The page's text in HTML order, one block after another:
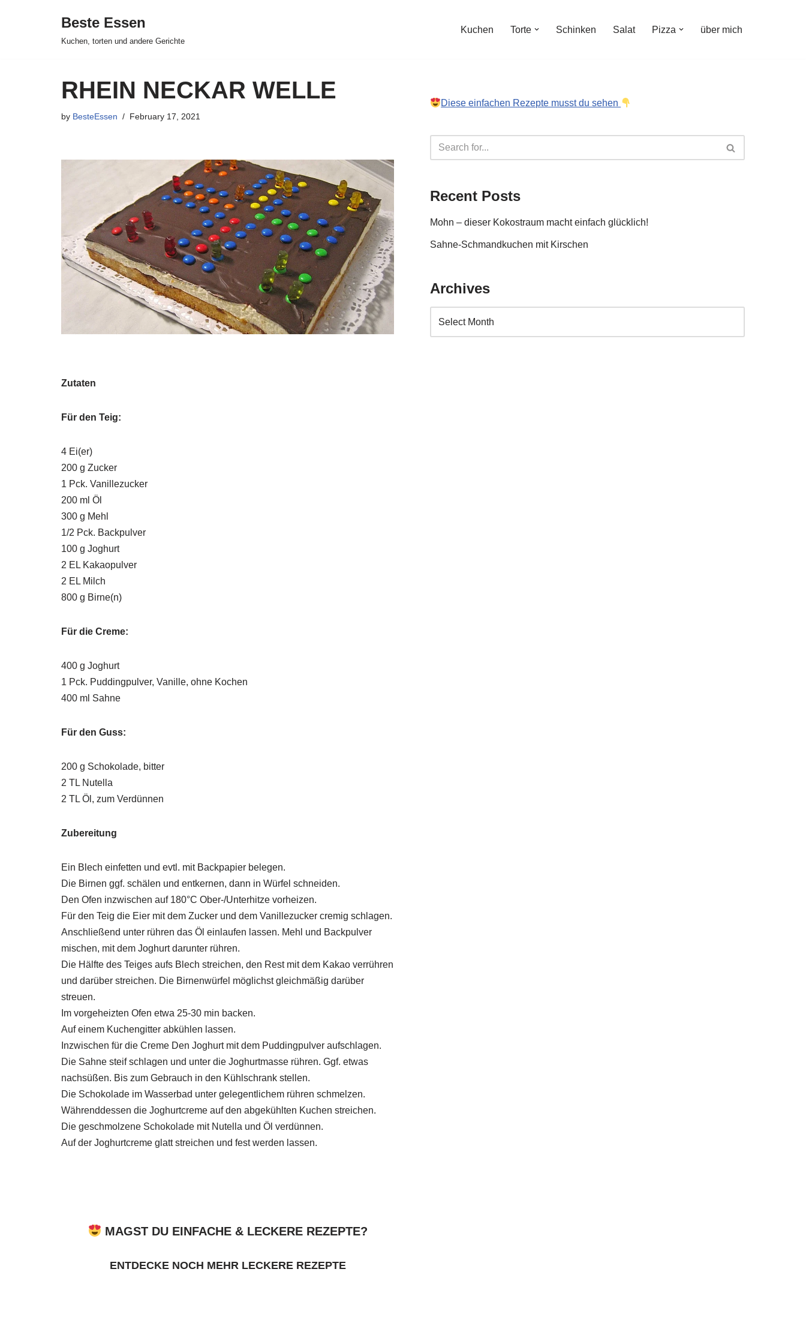
Beste Essen
Kuchen, torten und andere Gerichte
Kuchen Torte Schinken Salat Pizza über mich
RHEIN NECKAR WELLE
by BesteEssen February 17, 2021
Zutaten
Für den Teig:
4 Ei(er)
200 g Zucker
1 Pck. Vanillezucker
200 ml Öl
300 g Mehl
1/2 Pck. Backpulver
100 g Joghurt
2 EL Kakaopulver
2 EL Milch
800 g Birne(n)
Für die Creme:
400 g Joghurt
1 Pck. Puddingpulver, Vanille, ohne Kochen
400 ml Sahne
Für den Guss:
200 g Schokolade, bitter
2 TL Nutella
2 TL Öl, zum Verdünnen
Zubereitung
Ein Blech einfetten und evtl. mit Backpapier belegen.
Die Birnen ggf. schälen und entkernen, dann in Würfel schneiden.
Den Ofen inzwischen auf 180°C Ober-/Unterhitze vorheizen.
Für den Teig die Eier mit dem Zucker und dem Vanillezucker cremig schlagen.
Anschließend unter rühren das Öl einlaufen lassen. Mehl und Backpulver
mischen, mit dem Joghurt darunter rühren.
Die Hälfte des Teiges aufs Blech streichen, den Rest mit dem Kakao verrühren
und darüber streichen. Die Birnenwürfel möglichst gleichmäßig darüber
streuen.
Im vorgeheizten Ofen etwa 25-30 min backen.
Auf einem Kuchengitter abkühlen lassen.
Inzwischen für die Creme Den Joghurt mit dem Puddingpulver aufschlagen.
Die Sahne steif schlagen und unter die Joghurtmasse rühren. Ggf. etwas
nachsüßen. Bis zum Gebrauch in den Kühlschrank stellen.
Die Schokolade im Wasserbad unter gelegentlichem rühren schmelzen.
Währenddessen die Joghurtcreme auf den abgekühlten Kuchen streichen.
Die geschmolzene Schokolade mit Nutella und Öl verdünnen.
Auf der Joghurtcreme glatt streichen und fest werden lassen.
MAGST DU EINFACHE & LECKERE REZEPTE?
ENTDECKE NOCH MEHR LECKERE REZEPTE
Diese einfachen Rezepte musst du sehen
Recent Posts
Mohn – dieser Kokostraum macht einfach glücklich!
Sahne-Schmandkuchen mit Kirschen
Archives